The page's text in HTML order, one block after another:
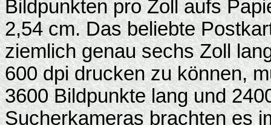
Bildpunkten pro Zoll aufs
2,54 cm. Das beliebte
ziemlich genau sechs Zoll
600 dpi drucken zu können,
3600 Bildpunkte lang und
Sucherkameras brachten es